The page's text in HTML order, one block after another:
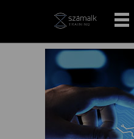
VISSZA